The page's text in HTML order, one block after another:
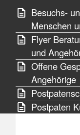
Besuchs-
Menschen
Flyer
und
Offene
Angehörige
Postpaten